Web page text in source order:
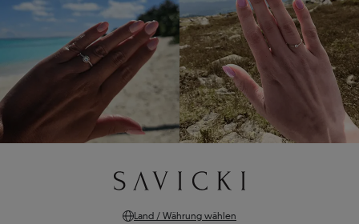
Land / Währung wählen